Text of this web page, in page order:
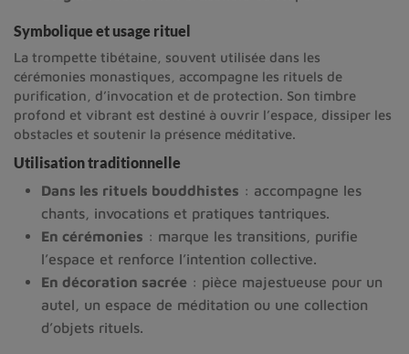
Symbolique et usage rituel
La trompette tibétaine, souvent utilisée dans les
cérémonies monastiques, accompagne les rituels de
purification, d’invocation et de protection. Son timbre
profond et vibrant est destiné à ouvrir l’espace, dissiper les
obstacles et soutenir la présence méditative.
Utilisation traditionnelle
Dans les rituels bouddhistes : accompagne
chants, invocations et pratiques tantriques.
En cérémonies : marque les transitions,
l’espace et renforce l’intention collective.
En décoration sacrée : pièce majestueuse pour
autel, un espace de méditation ou une
d’objets rituels.